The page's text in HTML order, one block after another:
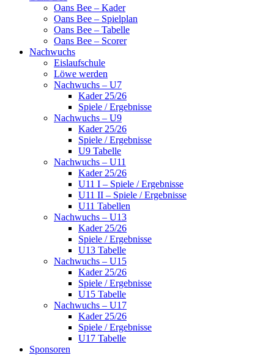
Oans Bee – Kader
Oans Bee – Spielplan
Oans Bee – Tabelle
Oans Bee – Scorer
Nachwuchs
Eislaufschule
Löwe werden
Nachwuchs – U7
Kader 25/26
Spiele / Ergebnisse
Nachwuchs – U9
Kader 25/26
Spiele / Ergebnisse
U9 Tabelle
Nachwuchs – U11
Kader 25/26
U11 I – Spiele / Ergebnisse
U11 II – Spiele / Ergebnisse
U11 Tabellen
Nachwuchs – U13
Kader 25/26
Spiele / Ergebnisse
U13 Tabelle
Nachwuchs – U15
Kader 25/26
Spiele / Ergebnisse
U15 Tabelle
Nachwuchs – U17
Kader 25/26
Spiele / Ergebnisse
U17 Tabelle
Sponsoren